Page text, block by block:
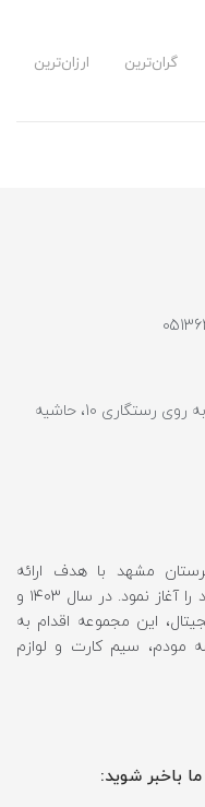
گران‌ترین ارزان‌ترین
مشهد، شهرک غرب، میدان حجاب، روبه روی رستگاری 10، حاشیه
در سال ۱۳۸۵ در شهرستان مشهد با هدف ارائه
گوشی‌های همراه و تجهیزات جانبی کار خود را آغاز نمود. در سال ۱۴۰۳ و
این مجموعه اقدام به
مودم، سیم کارت و لوازم
باخبر شوید: